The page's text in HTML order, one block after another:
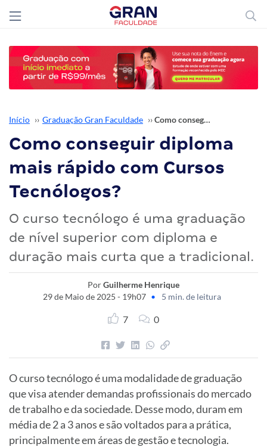
Início ›› Graduação Gran Faculdade ›› Como conseguir diploma mais rápido com Cursos Tecnólogos?
Como conseguir diploma
mais rápido com Cursos
Tecnólogos?
O curso tecnólogo é uma graduação
de nível superior com diploma e
duração mais curta que a tradicional.
PorGuilherme Henrique
29 de Maio de 2025 - 19h07 • 5 min. de leitura
7 0
O curso tecnólogo é uma modalidade de graduação
que visa atender demandas profissionais do mercado
de trabalho e da sociedade. Desse modo, duram em
média de 2 a 3 anos e são voltados para a prática,
principalmente em áreas de gestão e tecnologia.